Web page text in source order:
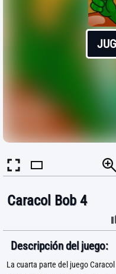
Caracol Bob 4
Descripción del juego:
La cuarta parte del juego